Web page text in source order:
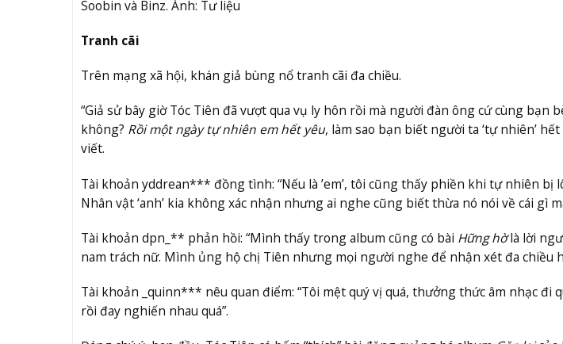
Soobin và Binz. Ảnh: Tư liệu
Tranh cãi
Trên mạng xã hội, khán giả bùng nổ tranh cãi đa chiều.
“Giả sử bây giờ Tóc Tiên đã vượt qua vụ ly hôn rồi mà người đàn ông cứ cùng bạn
không? Rồi một ngày tự nhiên em hết yêu, làm sao bạn biết người ta ‘tự nhiên’
viết.
Tài khoản yddrean*** đồng tình: “Nếu là ’em’, tôi cũng thấy phiền khi tự nhiên bị
Nhân vật ‘anh’ kia không xác nhận nhưng ai nghe cũng biết thừa nó nói về cái gì
Tài khoản dpn_** phản hồi: “Mình thấy trong album cũng có bài Hững hờlà lời
nam trách nữ. Mình ủng hộ chị Tiên nhưng mọi người nghe để nhận xét đa chiều
Tài khoản _quinn*** nêu quan điểm: “Tôi mệt quý vị quá, thưởng thức âm nhạc đi
rồi đay nghiến nhau quá”.